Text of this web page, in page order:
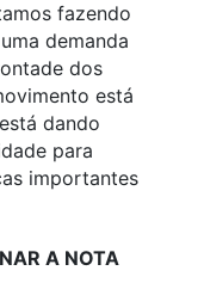
fazendo
demanda
dos
está
dando
para
importantes
A NOTA